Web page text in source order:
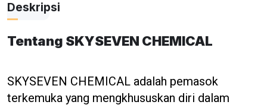
Deskripsi
Tentang SKYSEVEN CHEMICAL
SKYSEVEN CHEMICAL adalah pemasok
terkemuka yang mengkhususkan diri dalam